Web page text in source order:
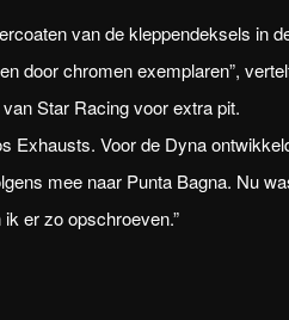
van de kleppendeksels in
door chromen exemplaren”,
Star Racing voor extra pit.
Exhausts. Voor de Dyna
mee naar Punta Bagna. Nu
er zo opschroeven.”